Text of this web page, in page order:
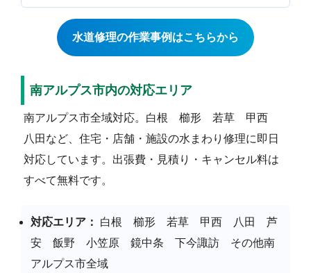
水道修理の作業事例はこちらから
南アルプス市内の対応エリア
南アルプス市全域対応。白根 櫛形 若草 甲西
八田など、住宅・店舗・施設の水まわり修理に即日
対応しています。出張費・見積り・キャンセル料は
すべて無料です。
対応エリア：
白根 櫛形 若草 甲西 八田 芦
安 飯野 小笠原 鏡中条 下今諏訪 その他南
アルプス市全域